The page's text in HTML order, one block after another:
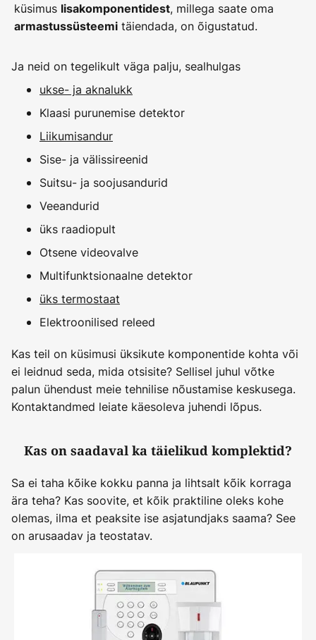
küsimus lisakomponentidest, millega saate oma
armastussüsteemi täiendada, on õigustatud.
Ja neid on tegelikult väga palju, sealhulgas
ukse- ja aknalukk
Klaasi purunemise detektor
Liikumisandur
Sise- ja välissireenid
Suitsu- ja soojusandurid
Veeandurid
üks raadiopult
Otsene videovalve
Multifunktsionaalne detektor
üks termostaat
Elektroonilised releed
Kas teil on küsimusi üksikute komponentide kohta või
ei leidnud seda, mida otsisite? Sellisel juhul võtke
palun ühendust meie tehnilise nõustamise keskusega.
Kontaktandmed leiate käesoleva juhendi lõpus.
Kas on saadaval ka täielikud komplektid?
Sa ei taha kõike kokku panna ja lihtsalt kõik korraga
ära teha? Kas soovite, et kõik praktiline oleks kohe
olemas, ilma et peaksite ise asjatundjaks saama? See
on arusaadav ja teostatav.